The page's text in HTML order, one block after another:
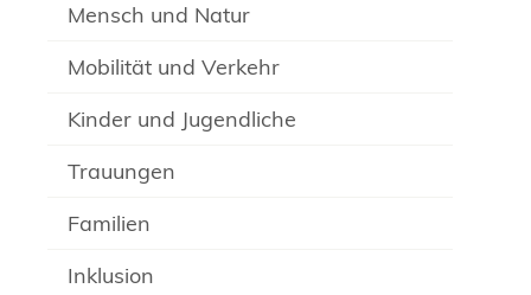
Mensch und Natur
Mobilität und Verkehr
Kinder und Jugendliche
Trauungen
Familien
Inklusion